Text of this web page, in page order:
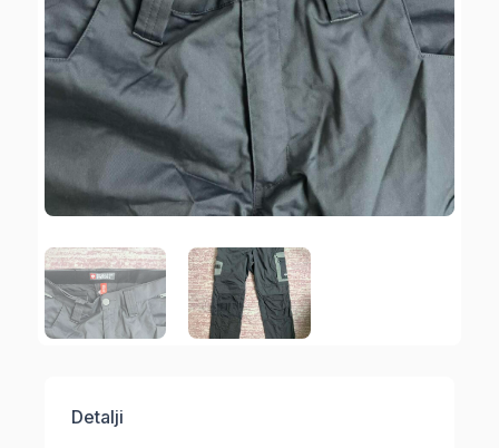
Detalji